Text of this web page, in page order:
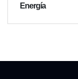
Energía